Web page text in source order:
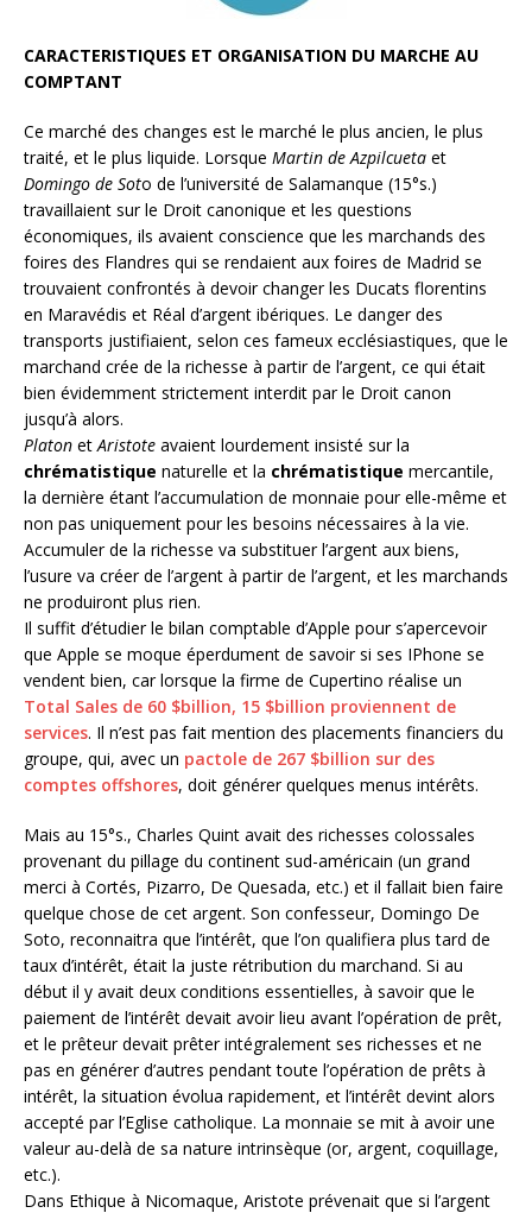
CARACTERISTIQUES ET ORGANISATION DU MARCHE AU
COMPTANT
Ce marché des changes est le marché le plus ancien, le plus
traité, et le plus liquide. Lorsque Martin de Azpilcueta et
Domingo de Soto de l’université de Salamanque (15°s.)
travaillaient sur le Droit canonique et les questions
économiques, ils avaient conscience que les marchands des
foires des Flandres qui se rendaient aux foires de Madrid se
trouvaient confrontés à devoir changer les Ducats florentins
en Maravédis et Réal d’argent ibériques. Le danger des
transports justifiaient, selon ces fameux ecclésiastiques, que le
marchand crée de la richesse à partir de l’argent, ce qui était
bien évidemment strictement interdit par le Droit canon
jusqu’à alors.
Platon et Aristote avaient lourdement insisté sur la
chrématistique naturelle et la chrématistique mercantile,
la dernière étant l’accumulation de monnaie pour elle-même et
non pas uniquement pour les besoins nécessaires à la vie.
Accumuler de la richesse va substituer l’argent aux biens,
l’usure va créer de l’argent à partir de l’argent, et les marchands
ne produiront plus rien.
Il suffit d’étudier le bilan comptable d’Apple pour s’apercevoir
que Apple se moque éperdument de savoir si ses IPhone se
vendent bien, car lorsque la firme de Cupertino réalise un
Total Sales de 60 $billion, 15 $billion proviennent de
services. Il n’est pas fait mention des placements financiers du
groupe, qui, avec un pactole de 267 $billion sur des
comptes offshores, doit générer quelques menus intérêts.
Mais au 15°s., Charles Quint avait des richesses colossales
provenant du pillage du continent sud-américain (un grand
merci à Cortés, Pizarro, De Quesada, etc.) et il fallait bien faire
quelque chose de cet argent. Son confesseur, Domingo De
Soto, reconnaitra que l’intérêt, que l’on qualifiera plus tard de
taux d’intérêt, était la juste rétribution du marchand. Si au
début il y avait deux conditions essentielles, à savoir que le
paiement de l’intérêt devait avoir lieu avant l’opération de prêt,
et le prêteur devait prêter intégralement ses richesses et ne
pas en générer d’autres pendant toute l’opération de prêts à
intérêt, la situation évolua rapidement, et l’intérêt devint alors
accepté par l’Eglise catholique. La monnaie se mit à avoir une
valeur au-delà de sa nature intrinsèque (or, argent, coquillage,
etc.).
Dans Ethique à Nicomaque, Aristote prévenait que si l’argent